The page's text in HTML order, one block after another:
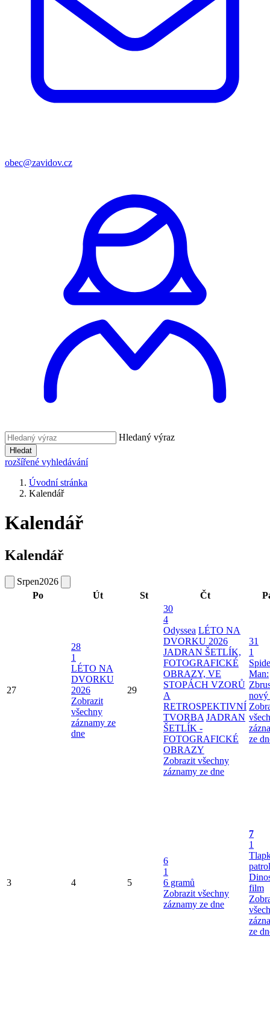
obec@zavidov.cz
Hledaný výraz
Hledat
rozšířené vyhledávání
Úvodní stránka
Kalendář
Kalendář
Kalendář
Srpen2026
Po
Út St Čt
27
28
1
LÉTO NA
DVORKU
2026
Zobrazit
všechny
záznamy ze
dne
29
30
4
Odyssea LÉTO NA
DVORKU 2026
JADRAN ŠETLÍK,
FOTOGRAFICKÉ
OBRAZY, VE
STOPÁCH VZORŮ
A
RETROSPEKTIVNÍ
TVORBA JADRAN
ŠETLÍK -
FOTOGRAFICKÉ
OBRAZY
Zobrazit všechny
záznamy ze dne
31
1
Man:
nový
ze
3 4 5
6
1
6 gramů
Zobrazit všechny
záznamy ze dne
7
1
film
ze